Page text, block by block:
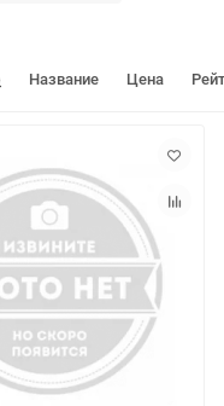
Название Цена